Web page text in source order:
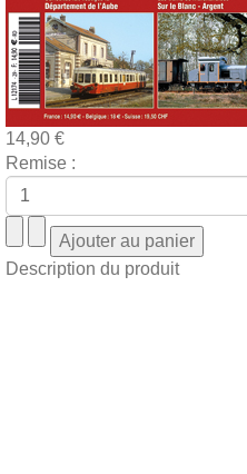
14,90 €
Remise :
Description du produit